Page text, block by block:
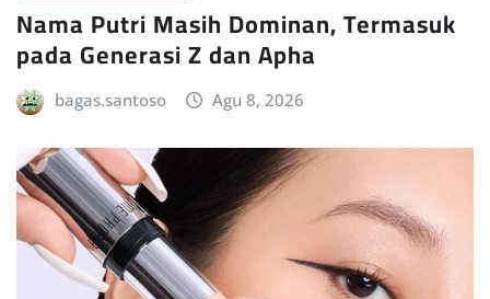
Nama Putri Masih Dominan, Termasuk
pada Generasi Z dan Apha
bagas.santoso Agu 8, 2026